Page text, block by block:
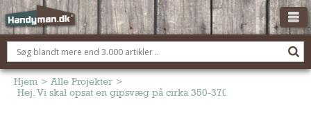
OM HANDYMAN.DK
FÅ 3 TILBUD
ANNONCERING
Hjem > Alle Projekter >
Hej. Vi skal opsat en gipsvæg på cirka 350-370 og under 3 i